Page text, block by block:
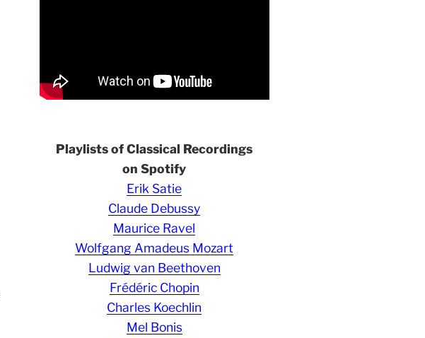
Playlists of Classical Recordings
on Spotify
Erik Satie
Claude Debussy
Maurice Ravel
Wolfgang Amadeus Mozart
Ludwig van Beethoven
Frédéric Chopin
Charles Koechlin
Mel Bonis